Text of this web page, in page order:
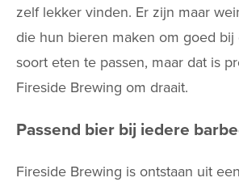
zelf lekker vinden. Er zijn maar
die hun bieren maken om goed bij
soort eten te passen, maar dat is
Fireside Brewing om draait.
Passend bier bij iedere
Fireside Brewing is ontstaan uit